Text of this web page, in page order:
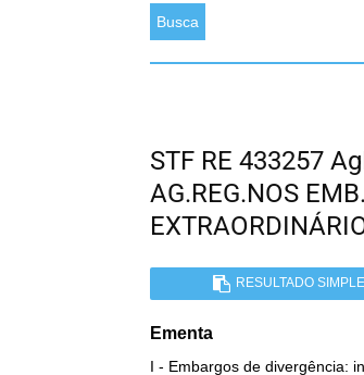
Busca
STF RE 433257
AG.REG.NOS
RESULTADO
Ementa
I - Embargos de divergência: